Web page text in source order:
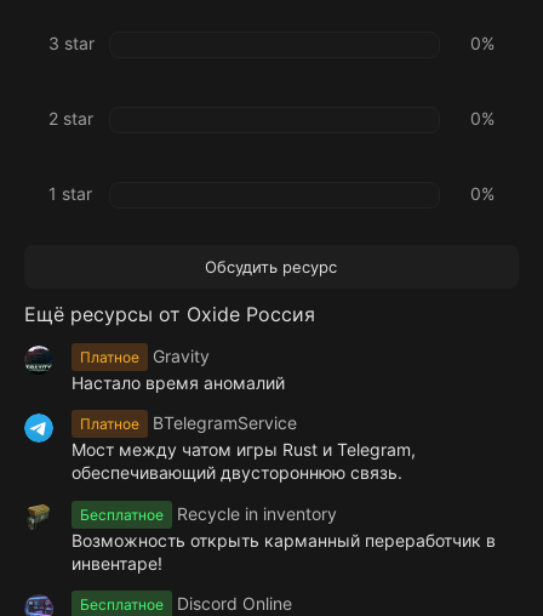
3 star 0%
2 star 0%
1 star 0%
Обсудить ресурс
Ещё ресурсы от Oxide Россия
Платное
Gravity
Настало время аномалий
Платное
BTelegramService
Мост между чатом игры Rust и Telegram,
обеспечивающий двустороннюю связь.
Бесплатное
Recycle in inventory
Возможность открыть карманный переработчик в
инвентаре!
Бесплатное
Discord Online